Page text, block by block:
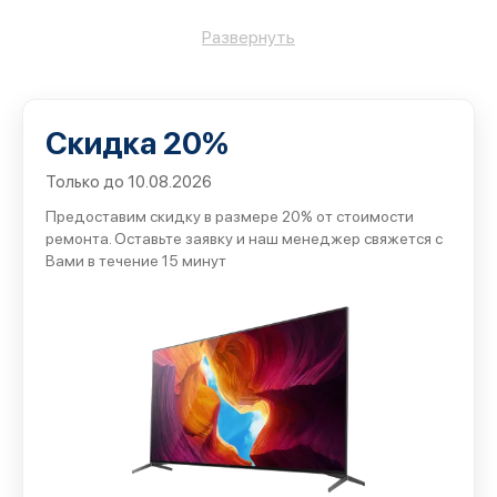
Сервис Sony помогает восстановить
акустической части;
согласовываем стоимость до начала основных
подбираем совместимые комплектующие с учетом
конкретной модели;
проверяем качество звучания после выполненных
оформляем гарантийные обязательства на
оказанные услуги.
Такой подход снижает риск повторного появления той
же неисправности.
Развернуть
Скидка 20%
Только до 10.08.2026
Предоставим скидку в размере 20% от стоимости
ремонта. Оставьте заявку и наш менеджер свяжется с
Вами в течение 15 минут